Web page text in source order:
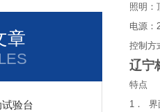
章
试验台
照明：
电源：
控制方
辽宁
特点
1． 界